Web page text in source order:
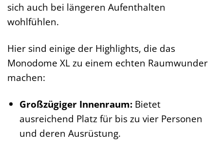
sich auch bei längeren Aufenthalten
wohlfühlen.
Hier sind einige der Highlights, die das
Monodome XL zu einem echten Raumwunder
machen:
Großzügiger Innenraum:Bietet
ausreichend Platz für bis zu vier Personen
und deren Ausrüstung.